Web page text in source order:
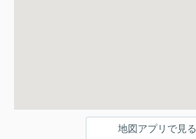
地図アプリで見る